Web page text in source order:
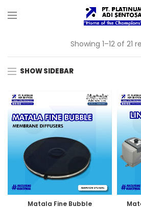
Showing 1–12 of 21
SHOW SIDEBAR
Matala Fine Bubble